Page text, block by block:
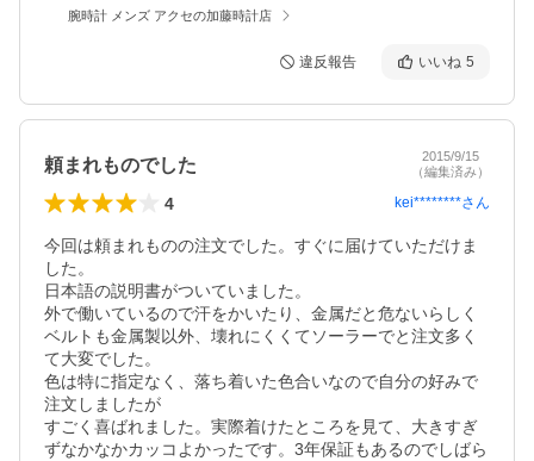
腕時計 メンズ アクセの加藤時計店
違反報告 いいね 5
頼まれものでした
2015/9/15
（編集済み）
4 kei********さん
今回は頼まれものの注文でした。すぐに届けていただけま
した。
日本語の説明書がついていました。
外で働いているので汗をかいたり、金属だと危ないらしく
ベルトも金属製以外、壊れにくくてソーラーでと注文多く
て大変でした。
色は特に指定なく、落ち着いた色合いなので自分の好みで
注文しましたが
すごく喜ばれました。実際着けたところを見て、大きすぎ
ずなかなかカッコよかったです。3年保証もあるのでしばら